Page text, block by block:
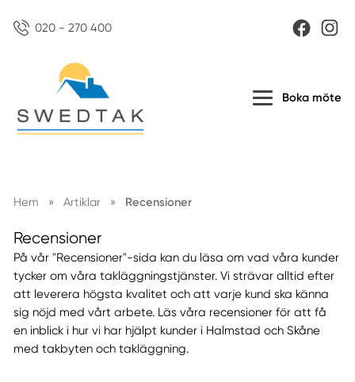
020 - 270 400
Boka möte
Hem » Artiklar » Recensioner
Recensioner
På vår "Recensioner"-sida kan du läsa om vad våra kunder
tycker om våra takläggningstjänster. Vi strävar alltid efter
att leverera högsta kvalitet och att varje kund ska känna
sig nöjd med vårt arbete. Läs våra recensioner för att få
en inblick i hur vi har hjälpt kunder i Halmstad och Skåne
med takbyten och takläggning.